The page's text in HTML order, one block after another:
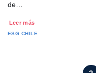
de…
Leer más
ESG CHILE